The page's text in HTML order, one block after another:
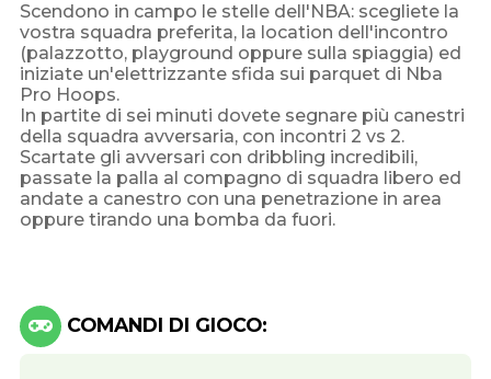
Scendono in campo le stelle dell'NBA: scegliete la
vostra squadra preferita, la location dell'incontro
(palazzotto, playground oppure sulla spiaggia) ed
iniziate un'elettrizzante sfida sui parquet di Nba
Pro Hoops.
In partite di sei minuti dovete segnare più canestri
della squadra avversaria, con incontri 2 vs 2.
Scartate gli avversari con dribbling incredibili,
passate la palla al compagno di squadra libero ed
andate a canestro con una penetrazione in area
oppure tirando una bomba da fuori.
COMANDI DI GIOCO: